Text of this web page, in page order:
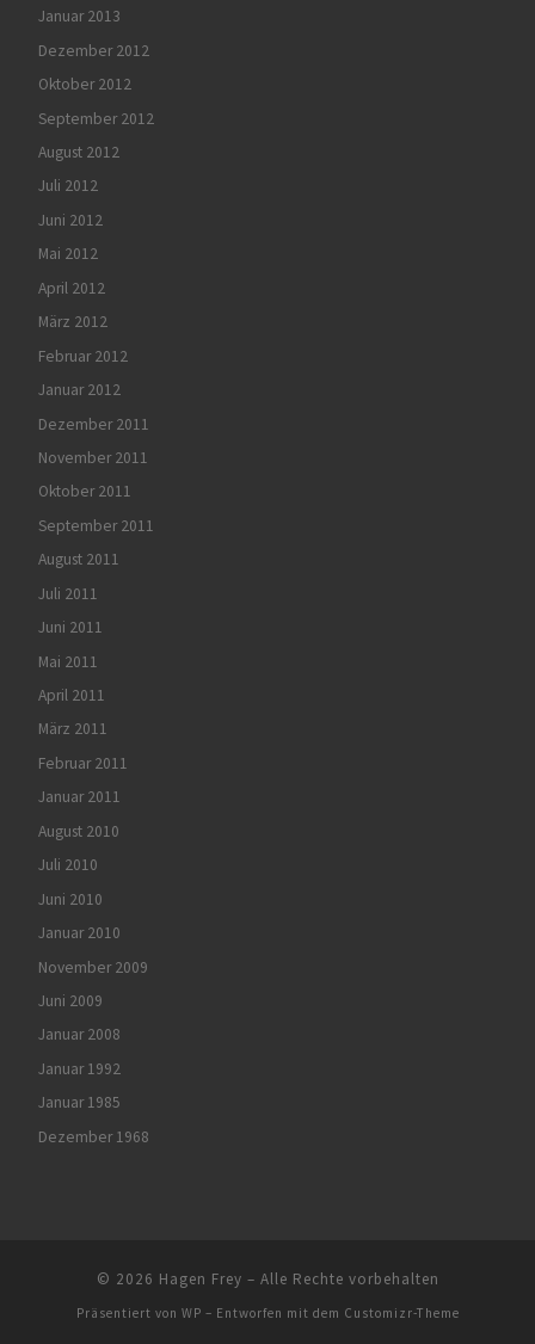
Januar 2013
Dezember 2012
Oktober 2012
September 2012
August 2012
Juli 2012
Juni 2012
Mai 2012
April 2012
März 2012
Februar 2012
Januar 2012
Dezember 2011
November 2011
Oktober 2011
September 2011
August 2011
Juli 2011
Juni 2011
Mai 2011
April 2011
März 2011
Februar 2011
Januar 2011
August 2010
Juli 2010
Juni 2010
Januar 2010
November 2009
Juni 2009
Januar 2008
Januar 1992
Januar 1985
Dezember 1968
© 2026 Hagen Frey – Alle Rechte vorbehalten
Präsentiert von WP – Entworfen mit dem Customizr-Theme